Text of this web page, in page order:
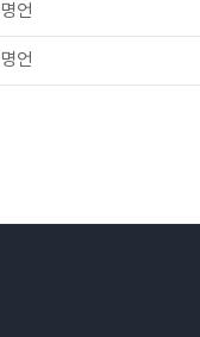
명언
명언